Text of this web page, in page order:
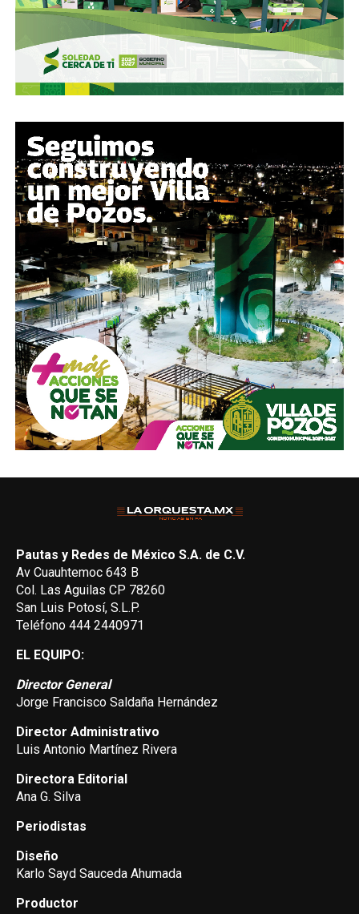
Pautas y Redes de México S.A. de C.V.
Av Cuauhtemoc 643 B
Col. Las Aguilas CP 78260
San Luis Potosí, S.L.P.
Teléfono 444 2440971
EL EQUIPO:
Director General
Jorge Francisco Saldaña Hernández
Director Administrativo
Luis Antonio Martínez Rivera
Directora Editorial
Ana G. Silva
Periodistas
Diseño
Karlo Sayd Sauceda Ahumada
Productor